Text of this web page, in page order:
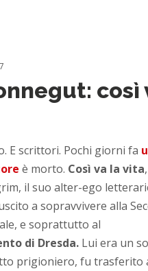
così
E scrittori. Pochi giorni fa
è morto. Così va la vita
il suo alter-ego
a sopravvivere alla
e soprattutto al
di Dresda. Lui era un
prigioniero, fu trasferito